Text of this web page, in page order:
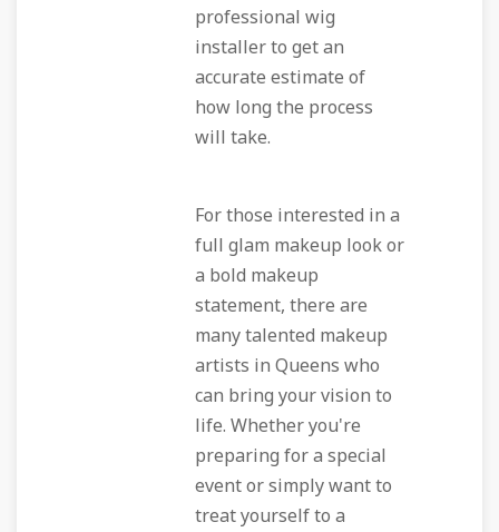
professional wig
installer to get an
accurate estimate of
how long the process
will take.
For those interested in a
full glam makeup look or
a bold makeup
statement, there are
many talented makeup
artists in Queens who
can bring your vision to
life. Whether you're
preparing for a special
event or simply want to
treat yourself to a